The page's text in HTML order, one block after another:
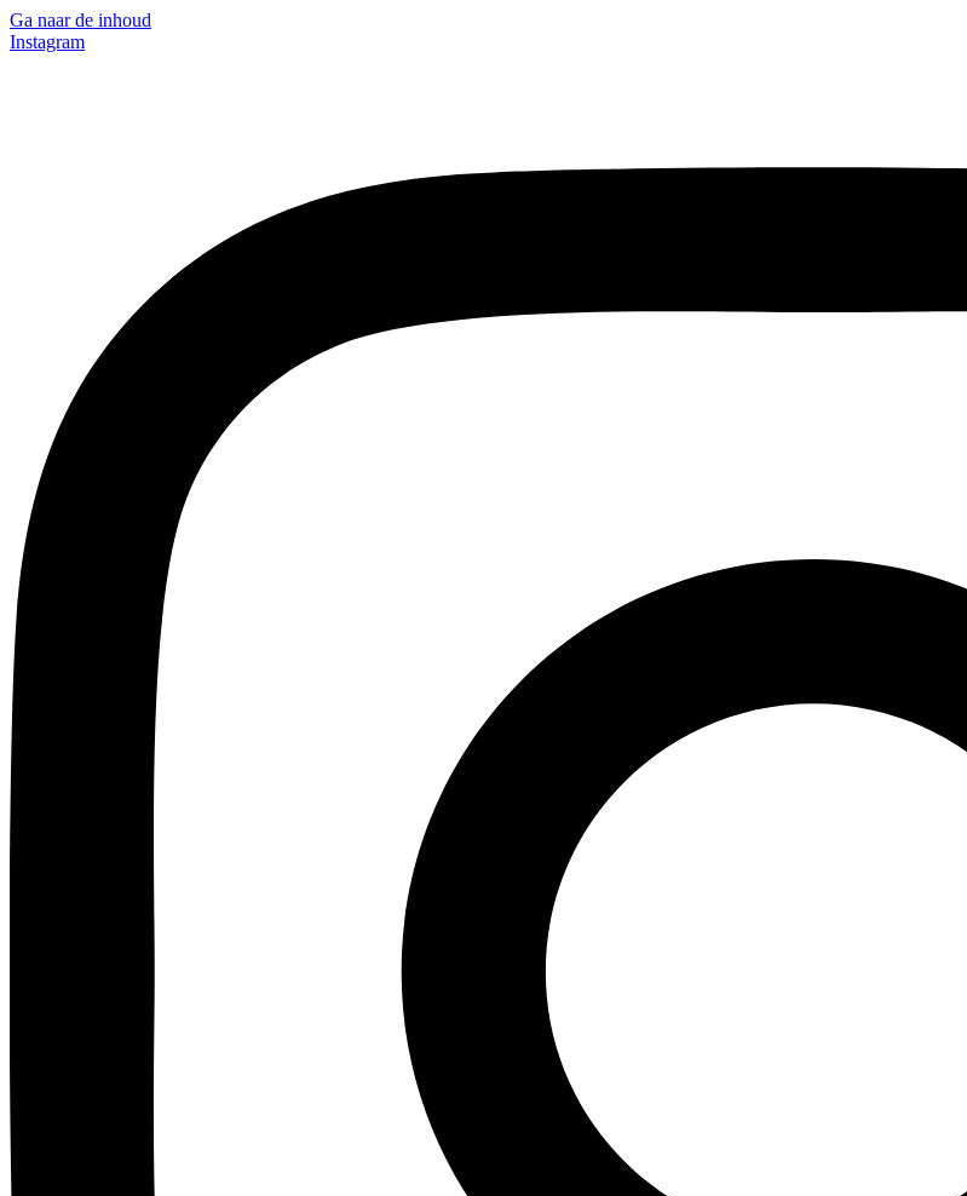
Ga naar de inhoud
Instagram